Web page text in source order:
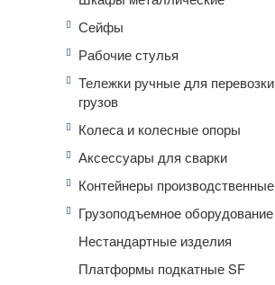
Сейфы
Рабочие стулья
Тележки ручные для перевозки
грузов
Колеса и колесные опоры
Аксессуары для сварки
Контейнеры производственные
Грузоподъемное оборудование
Нестандартные изделия
Платформы подкатные SF